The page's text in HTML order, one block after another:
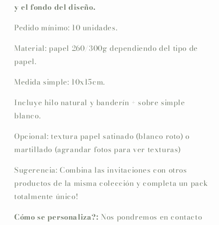
y el fondo del diseño.
Pedido mínimo: 10 unidades.
Material: papel 260/300g dependiendo del tipo de
papel.
Medida simple: 10x15cm.
Incluye hilo natural y banderín + sobre simple
blanco.
Opcional: textura papel satinado (blanco roto) o
martillado (agrandar fotos para ver texturas)
Sugerencia: Combina las invitaciones con otros
productos de la misma colección y completa un pack
totalmente único!
Cómo se personaliza?: Nos pondremos en contacto